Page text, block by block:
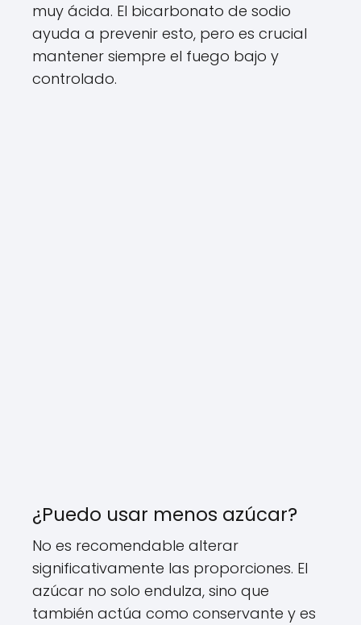
muy ácida. El bicarbonato de sodio
ayuda a prevenir esto, pero es crucial
mantener siempre el fuego bajo y
controlado.
¿Puedo usar menos azúcar?
No es recomendable alterar
significativamente las proporciones. El
azúcar no solo endulza, sino que
también actúa como conservante y es